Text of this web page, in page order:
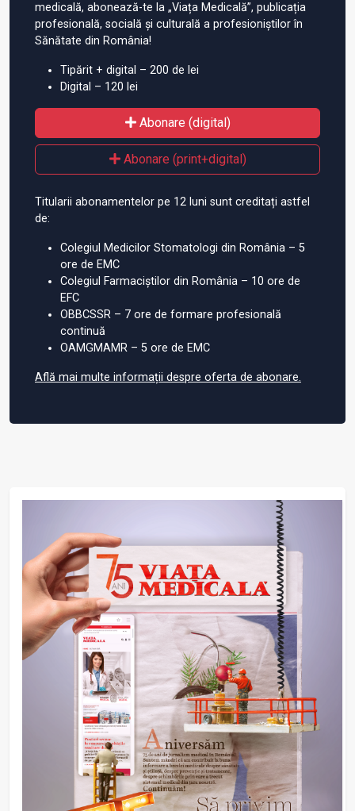
medicală, abonează-te la „Viața Medicală”, publicația
profesională, socială și culturală a profesioniștilor în
Sănătate din România!
Tipărit + digital – 200 de lei
Digital – 120 lei
Abonare (digital)
Abonare (print+digital)
Titularii abonamentelor pe 12 luni sunt creditați astfel
de:
Colegiul Medicilor Stomatologi din România – 5
ore de EMC
Colegiul Farmaciștilor din România – 10 ore de
EFC
OBBCSSR – 7 ore de formare profesională
continuă
OAMGMAMR – 5 ore de EMC
Află mai multe informații despre oferta de abonare.